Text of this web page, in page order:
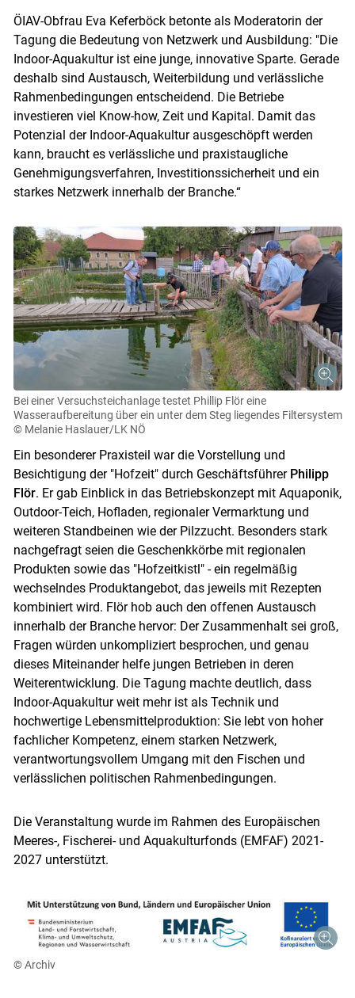
ÖIAV-Obfrau Eva Keferböck betonte als Moderatorin der
Tagung die Bedeutung von Netzwerk und Ausbildung: "Die
Indoor-Aquakultur ist eine junge, innovative Sparte. Gerade
deshalb sind Austausch, Weiterbildung und verlässliche
Rahmenbedingungen entscheidend. Die Betriebe
investieren viel Know-how, Zeit und Kapital. Damit das
Potenzial der Indoor-Aquakultur ausgeschöpft werden
kann, braucht es verlässliche und praxistaugliche
Genehmigungsverfahren, Investitionssicherheit und ein
starkes Netzwerk innerhalb der Branche.“
Bei einer Versuchsteichanlage testet Phillip Flör eine
Wasseraufbereitung über ein unter dem Steg liegendes Filtersystem
© Melanie Haslauer/LK NÖ
Ein besonderer Praxisteil war die Vorstellung und
Besichtigung der "Hofzeit" durch Geschäftsführer Philipp
Flör. Er gab Einblick in das Betriebskonzept mit Aquaponik,
Outdoor-Teich, Hofladen, regionaler Vermarktung und
weiteren Standbeinen wie der Pilzzucht. Besonders stark
nachgefragt seien die Geschenkkörbe mit regionalen
Produkten sowie das "Hofzeitkistl" - ein regelmäßig
wechselndes Produktangebot, das jeweils mit Rezepten
kombiniert wird. Flör hob auch den offenen Austausch
innerhalb der Branche hervor: Der Zusammenhalt sei groß,
Fragen würden unkompliziert besprochen, und genau
dieses Miteinander helfe jungen Betrieben in deren
Weiterentwicklung. Die Tagung machte deutlich, dass
Indoor-Aquakultur weit mehr ist als Technik und
hochwertige Lebensmittelproduktion: Sie lebt von hoher
fachlicher Kompetenz, einem starken Netzwerk,
verantwortungsvollem Umgang mit den Fischen und
verlässlichen politischen Rahmenbedingungen.
Die Veranstaltung wurde im Rahmen des Europäischen
Meeres-, Fischerei- und Aquakulturfonds (EMFAF) 2021-
2027 unterstützt.
© Archiv